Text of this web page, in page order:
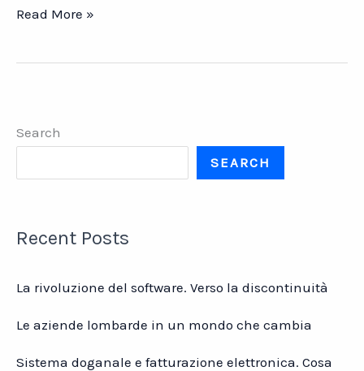
Codice
regole
Read More »
Search
SEARCH
Recent Posts
La rivoluzione del software. Verso la discontinuità
Le aziende lombarde in un mondo che cambia
Sistema doganale e fatturazione elettronica. Cosa